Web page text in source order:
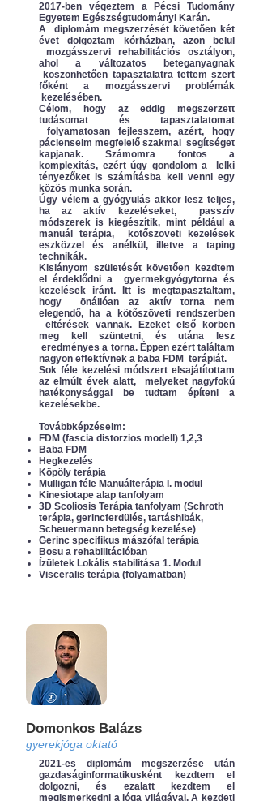
2017-ben végeztem a Pécsi Tudomány
Egyetem Egészségtudományi Karán.
A diplomám megszerzését követően két
évet dolgoztam kórházban, azon belül
mozgásszervi rehabilitációs osztályon,
ahol a változatos beteganyagnak
köszönhetően tapasztalatra tettem szert
főként a mozgásszervi problémák
kezelésében.
Célom, hogy az eddig megszerzett
tudásomat és tapasztalatomat
folyamatosan fejlesszem, azért, hogy
pácienseim megfelelő szakmai segítséget
kapjanak. Számomra fontos a
komplexitás, ezért úgy gondolom a lelki
tényezőket is számításba kell venni egy
közös munka során.
Úgy vélem a gyógyulás akkor lesz teljes,
ha az aktív kezeléseket, passzív
módszerek is kiegészítik, mint például a
manuál terápia, kötőszöveti kezelések
eszközzel és anélkül, illetve a taping
technikák.
Kislányom születését követően kezdtem
el érdeklődni a gyermekgyógytorna és
kezelések iránt. Itt is megtapasztaltam,
hogy önállóan az aktív torna nem
elegendő, ha a kötőszöveti rendszerben
eltérések vannak. Ezeket első körben
meg kell szüntetni, és utána lesz
eredményes a torna. Éppen ezért találtam
nagyon effektívnek a baba FDM terápiát.
Sok féle kezelési módszert elsajátítottam
az elmúlt évek alatt, melyeket nagyfokú
hatékonysággal be tudtam építeni a
kezelésekbe.
Továbbképzéseim:
FDM (fascia distorzios modell) 1,2,3
Baba FDM
Hegkezelés
Köpöly terápia
Mulligan féle Manuálterápia I. modul
Kinesiotape alap tanfolyam
3D Scoliosis Terápia tanfolyam (Schroth
terápia, gerincferdülés, tartáshibák,
Scheuermann betegség kezelése)
Gerinc specifikus mászófal terápia
Bosu a rehabilitációban
Ízületek Lokális stabilitása 1. Modul
Visceralis terápia (folyamatban)
Domonkos Balázs
gyerekjóga oktató
2021-es diplomám megszerzése után
gazdaságinformatikusként kezdtem el
dolgozni, és ezalatt kezdtem el
megismerkedni a jóga világával. A kezdeti